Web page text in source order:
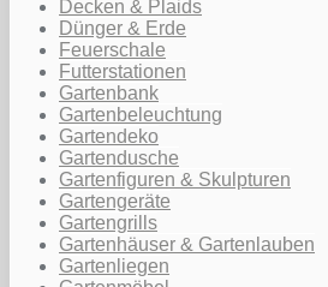
Decken & Plaids
Dünger & Erde
Feuerschale
Futterstationen
Gartenbank
Gartenbeleuchtung
Gartendeko
Gartendusche
Gartenfiguren & Skulpturen
Gartengeräte
Gartengrills
Gartenhäuser & Gartenlauben
Gartenliegen